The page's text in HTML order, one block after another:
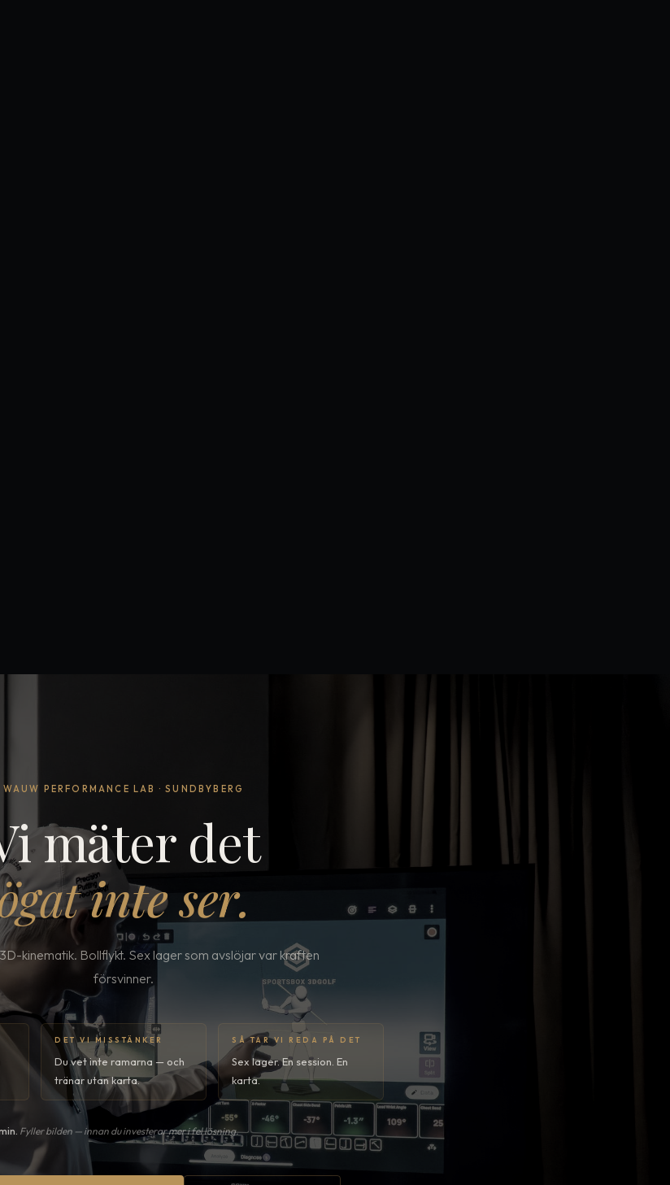
WAUW PERFORMANCE LAB · SUNDBYBERG
mäter det
inte ser.
kinematik. Bollflykt. Sex lager som avslöjar var kraften
försvinner.
DET VI MISSTÄNKER
Du vet inte ramarna — och
tränar utan karta.
SÅ TAR VI REDA PÅ DET
Sex lager. En session. En
karta.
Fyller bilden — innan du investerar mer i fel lösning.